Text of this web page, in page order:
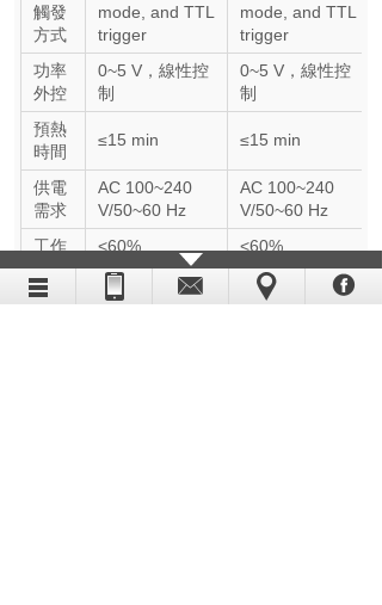
觸發
方式
mode, and TTL
trigger
mode, and TTL
trigger
功率
外控
0~5 V，線性控
制
0~5 V，線性控
制
預熱
時間
≤15 min ≤15 min
供電
需求
AC 100~240
V/50~60 Hz
AC 100~240
V/50~60 Hz
工作
濕度
<60%
RH@25℃
<60%
RH@25℃
工作